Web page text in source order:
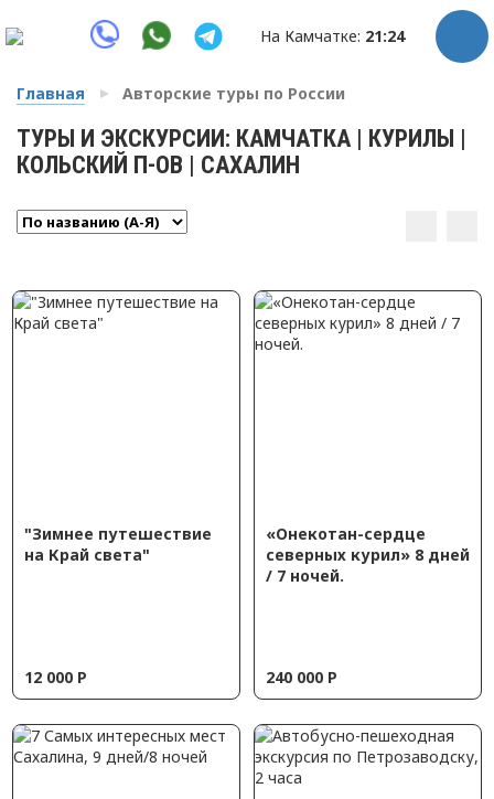
На Камчатке: 21:24
Главная Авторские туры по России
ТУРЫ И ЭКСКУРСИИ: КАМЧАТКА | КУРИЛЫ |
КОЛЬСКИЙ П-ОВ | САХАЛИН
"Зимнее путешествие
на Край света"
12 000 Р
«Онекотан-сердце
северных курил» 8 дней
/ 7 ночей.
240 000 Р